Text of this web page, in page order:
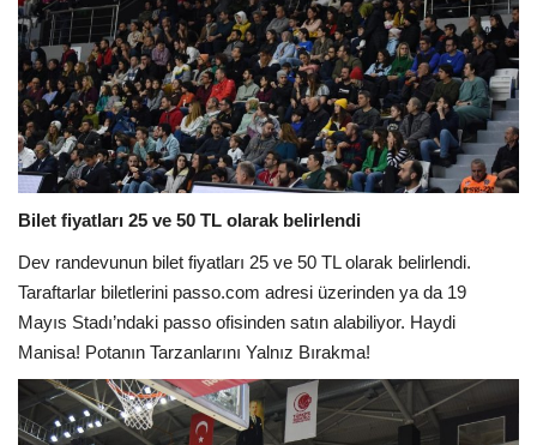
Bilet fiyatları 25 ve 50 TL olarak belirlendi
Dev randevunun bilet fiyatları 25 ve 50 TL olarak belirlendi.
Taraftarlar biletlerini passo.com adresi üzerinden ya da 19
Mayıs Stadı’ndaki passo ofisinden satın alabiliyor. Haydi
Manisa! Potanın Tarzanlarını Yalnız Bırakma!